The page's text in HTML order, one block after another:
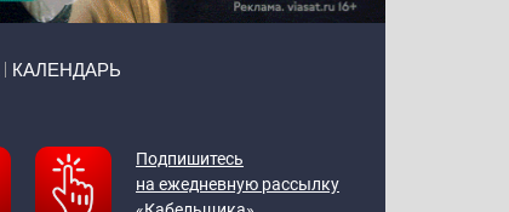
КАЛЕНДАРЬ
Подпишитесь
на ежедневную рассылку